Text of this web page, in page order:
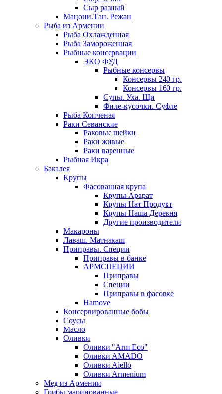
Сыр разный
Мацони.Тан. Режан
Рыба из Армении
Рыба Охлажденная
Рыба Замороженная
Рыбные консервации
ЭКО ФУД
Рыбные консервы
Консервы 240 гр.
Консервы 160 гр.
Супы. Уха. Щи
Филе-кусочки. Суфле
Рыба Копченая
Раки Севанские
Раковые шейки
Раки живые
Раки варенные
Рыбная Икра
Бакалея
Крупы
Фасованная крупа
Крупы Арарат
Крупы Нат Продукт
Крупы Наша Деревня
Другие производители
Макароны
Лаваш. Матнакаш
Приправы. Специи
Приправы в банке
АРМСПЕЦИИ
Приправы
Специи
Приправы в фасовке
Hamove
Консервированные бобы
Соусы
Масло
Оливки
Оливки "Arm Eco"
Оливки AMADO
Оливки Aiello
Оливки Armenium
Мед из Армении
Грибы маринованные